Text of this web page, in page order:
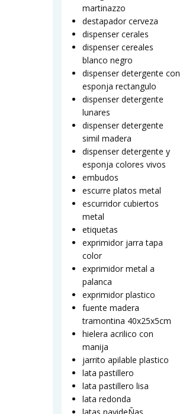
martinazzo
destapador cerveza
dispenser cerales
dispenser cereales
blanco negro
dispenser detergente con
esponja rectangulo
dispenser detergente
lunares
dispenser detergente
simil madera
dispenser detergente y
esponja colores vivos
embudos
escurre platos metal
escurridor cubiertos
metal
etiquetas
exprimidor jarra tapa
color
exprimidor metal a
palanca
exprimidor plastico
fuente madera
tramontina 40x25x5cm
hielera acrilico con
manija
jarrito apilable plastico
lata pastillero
lata pastillero lisa
lata redonda